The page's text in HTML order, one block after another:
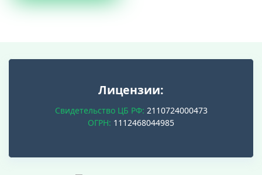
Лицензии:
Свидетельство ЦБ РФ: 2110724000473
ОГРН: 1112468044985